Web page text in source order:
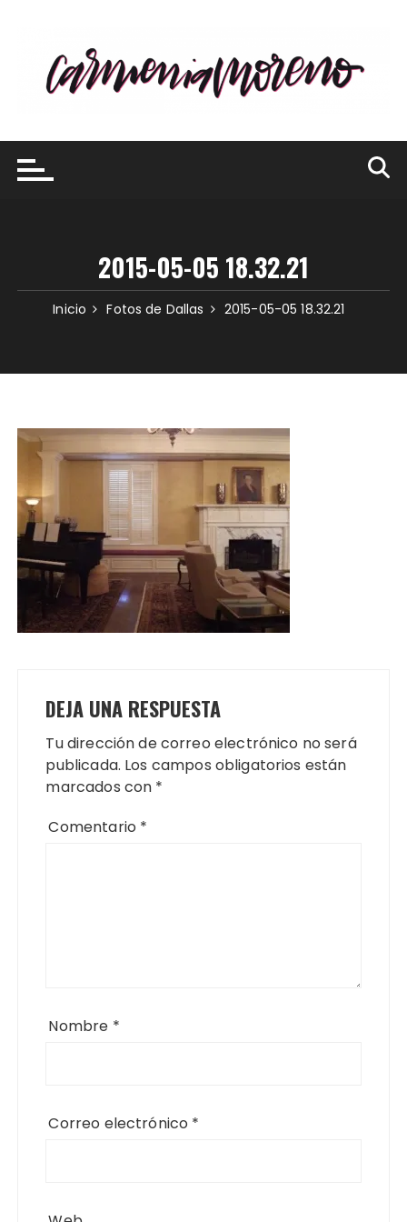
contenido
2015-05-05 18.32.21
Inicio Fotos de Dallas 2015-05-05 18.32.21
DEJA UNA RESPUESTA
Tu dirección de correo electrónico no será
publicada. Los campos obligatorios están
marcados con *
Comentario *
Nombre *
Correo electrónico *